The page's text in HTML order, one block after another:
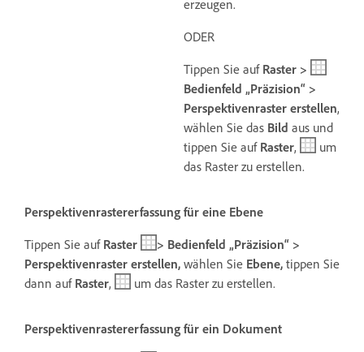
erzeugen.
ODER
Tippen Sie auf Raster >
Bedienfeld „Präzision“ >
Perspektivenraster erstellen,
wählen Sie das Bild aus und
tippen Sie auf Raster,
um
das Raster zu erstellen.
Perspektivenrastererfassung für eine Ebene
Tippen Sie auf Raster
> Bedienfeld „Präzision“ >
Perspektivenraster erstellen, wählen Sie Ebene, tippen Sie
dann auf Raster, um das Raster zu erstellen.
Perspektivenrastererfassung für ein Dokument